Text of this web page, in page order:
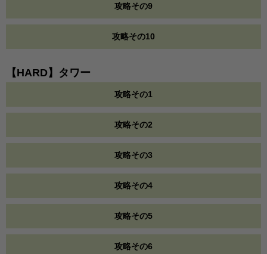
攻略その9
攻略その10
【HARD】タワー
攻略その1
攻略その2
攻略その3
攻略その4
攻略その5
攻略その6